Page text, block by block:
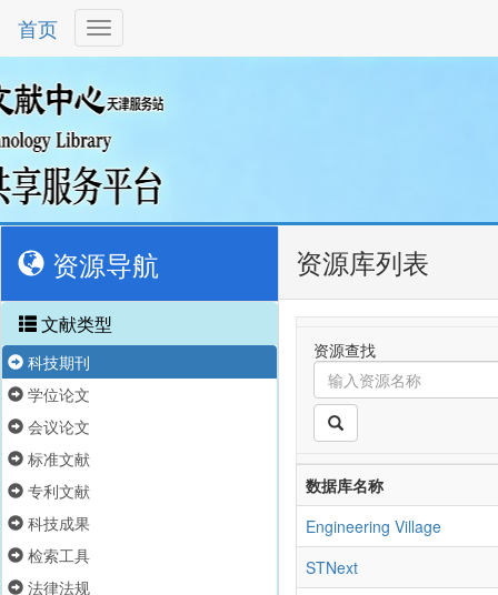
首页
资源导航
文献类型
科技期刊
学位论文
会议论文
标准文献
专利文献
科技成果
检索工具
法律法规
资源库列表
资源查找
数据库名称
Engineering Village
STNext